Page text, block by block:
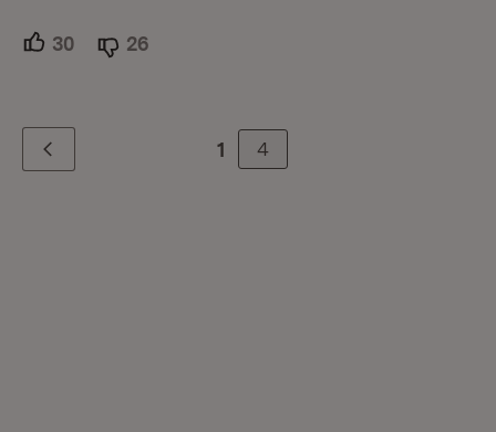
30 Unterstützer.
26
Zurück 1 4